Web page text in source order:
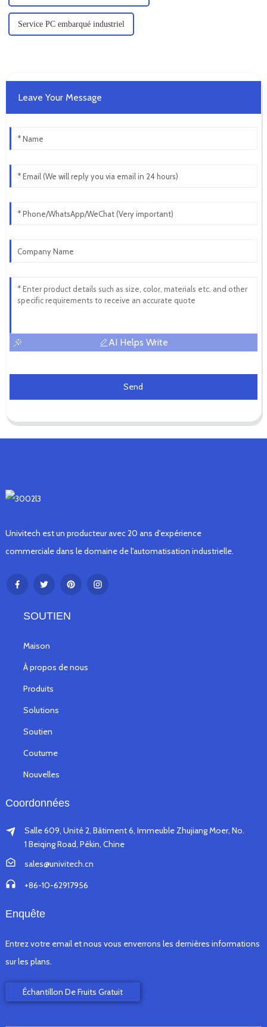
Service PC embarqué industriel
Leave Your Message
AI Helps Write
Send
Univitech est un producteur avec 20 ans d'expérience
commerciale dans le domaine de l'automatisation industrielle.
SOUTIEN
Maison
À propos de nous
Produits
Solutions
Soutien
Coutume
Nouvelles
Coordonnées
Salle 609, Unité 2, Bâtiment 6, Immeuble Zhujiang Moer, No.
1 Beiqing Road, Pékin, Chine
sales@univitech.cn
+86-10-62917956
Enquête
Entrez votre email et nous vous enverrons les dernières informations
sur les plans.
Échantillon De Fruits Gratuit